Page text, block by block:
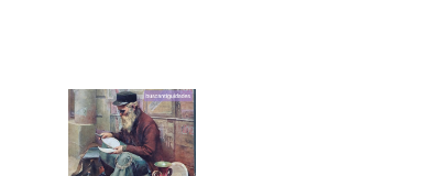
|
Pisa-papéis em